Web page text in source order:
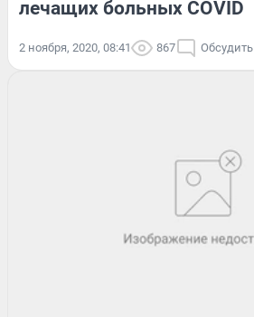
лечащих больных COVID
2 ноября, 2020, 08:41 867 Обсудить